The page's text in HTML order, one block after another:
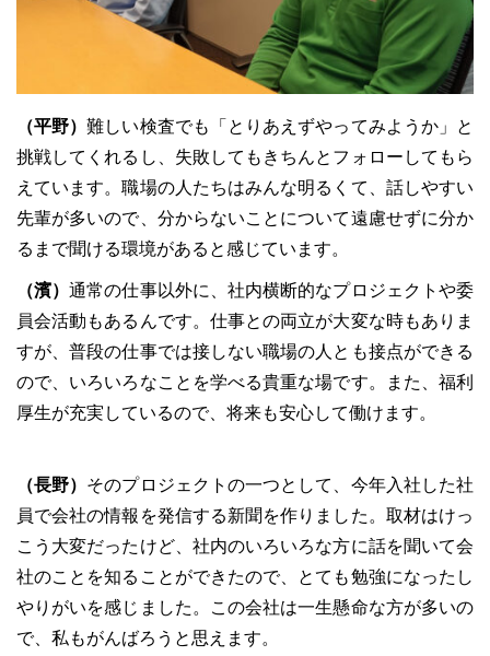
（平野）難しい検査でも「とりあえずやってみようか」と
挑戦してくれるし、失敗してもきちんとフォローしてもら
えています。職場の人たちはみんな明るくて、話しやすい
先輩が多いので、分からないことについて遠慮せずに分か
るまで聞ける環境があると感じています。
（濱）通常の仕事以外に、社内横断的なプロジェクトや委
員会活動もあるんです。仕事との両立が大変な時もありま
すが、普段の仕事では接しない職場の人とも接点ができる
ので、いろいろなことを学べる貴重な場です。また、福利
厚生が充実しているので、将来も安心して働けます。
（長野） そのプロジェクトの一つとして、今年入社した社
員で会社の情報を発信する新聞を作りました。取材はけっ
こう大変だったけど、社内のいろいろな方に話を聞いて会
社のことを知ることができたので、とても勉強になったし
やりがいを感じました。この会社は一生懸命な方が多いの
で、私もがんばろうと思えます。